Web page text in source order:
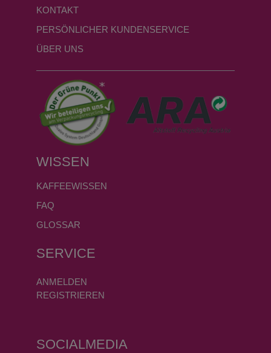
KONTAKT
PERSÖNLICHER KUNDENSERVICE
ÜBER UNS
WISSEN
KAFFEEWISSEN
FAQ
GLOSSAR
SERVICE
ANMELDEN
REGISTRIEREN
SOCIALMEDIA